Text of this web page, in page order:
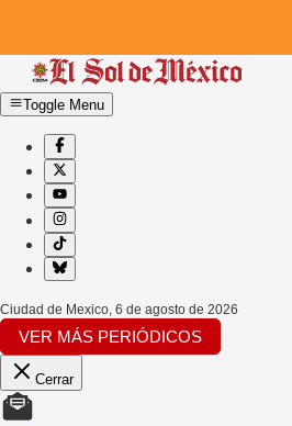
Toggle Menu
Ciudad de Mexico, 6 de agosto de 2026
VER MÁS PERIÓDICOS
Cerrar